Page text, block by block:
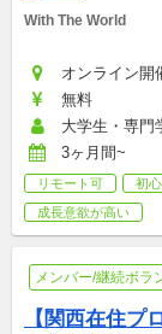
With The World
オンライン開
無料
大学生・専門
3ヶ月間~
リモート可 初
成長意欲が高い
メンバー/継続ボラ
【関西在住プ